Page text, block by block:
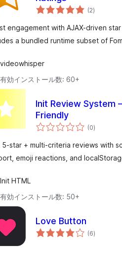
(2個
の
価
)
engagement with AJAX-driven
a bundled runtime subset of
videowhisper
有効インストール数: 60+
Init Review System
Friendly
(0個
の
価
)
5-star + multi-criteria reviews with
emoji reactions, and
Init HTML
有効インストール数: 50+
Love Button
(6個
の)